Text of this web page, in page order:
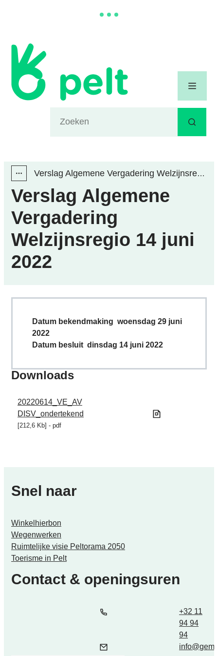
Gemeente Pelt
Zoeken
Menu
Toon alle broodkruimel items
Verslag Algemene Vergadering Welzijnsregio 14 juni 2022
Verslag Algemene
Vergadering
Welzijnsregio 14 juni
2022
Datum bekendmaking woensdag 29 juni
2022
Datum besluit dinsdag 14 juni 2022
Downloads
20220614_VE_AV
DISV_ondertekend
212,6 Kb pdf
Snel naar
Winkelhierbon
Wegenwerken
Ruimtelijke visie Peltorama 2050
Toerisme in Pelt
Contact & openingsuren
+32 11
94 94
94
info@